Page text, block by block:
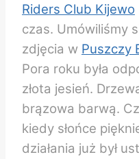
Riders Club Kijewo
czas. Umówiliśmy
zdjęcia w Puszczy
Pora roku była
złota jesień.
brązowa barwą.
kiedy słońce
działania już był